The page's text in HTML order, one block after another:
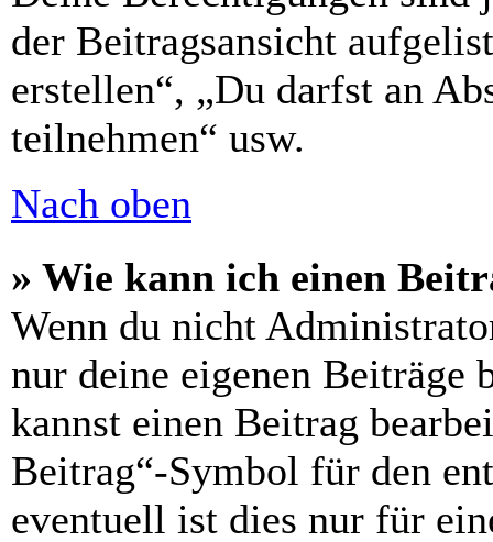
der Beitragsansicht
erstellen“, „Du darfst an
teilnehmen“ usw.
Nach oben
» Wie kann ich einen
Wenn du nicht
nur deine eigenen Beiträge
kannst einen Beitrag
Beitrag“-Symbol für den
eventuell ist dies nur für